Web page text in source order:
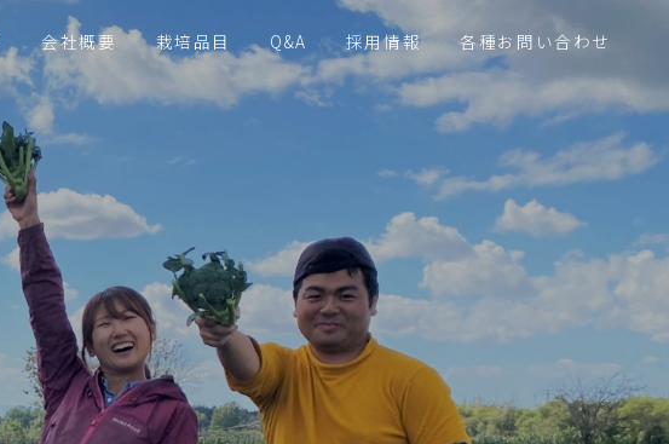
会社概要 栽培品目 Q&A 採用情報 各種お問い合わせ